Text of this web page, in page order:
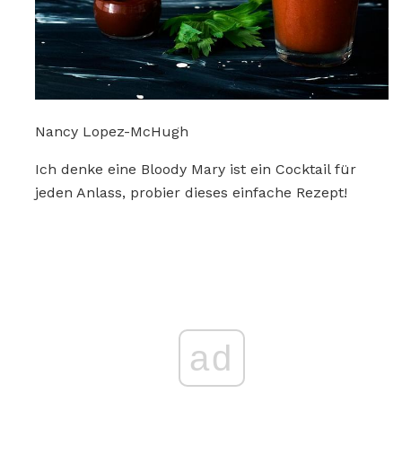
Nancy Lopez-McHugh
Ich denke eine Bloody Mary ist ein Cocktail für
jeden Anlass, probier dieses einfache Rezept!
ad